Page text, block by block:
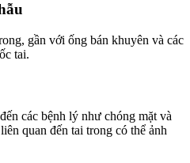
gần với ống bán khuyên và các
tai.
các bệnh lý như chóng mặt và
quan đến tai trong có thể ảnh